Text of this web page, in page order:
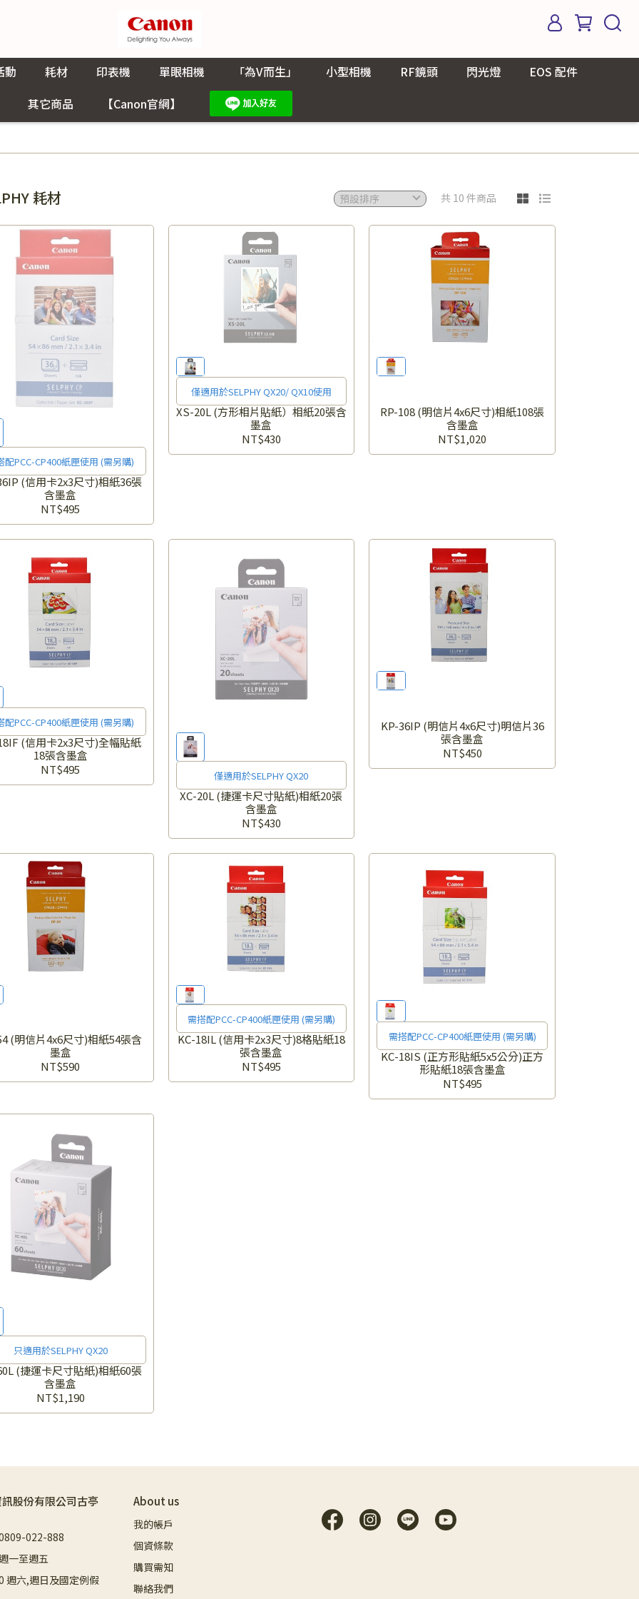
動 耗材 印表機 單眼相機 「為V而生」 小型相機 RF鏡頭 閃光燈
EOS 配件
其它商品
【Canon官網】
耗材 共 10 件商品
配PCC-CP400紙匣使用 (需另購)
(信用卡2x3尺寸)相紙36張
含墨盒
NT$495
僅適用於SELPHY QX20/ QX10使用
XS-20L (方形相片貼紙）相紙20張含
墨盒
NT$430
RP-108 (明信片4x6尺寸)相紙108張
含墨盒
NT$1,020
配PCC-CP400紙匣使用 (需另購)
(信用卡2x3尺寸)全幅貼紙
18張含墨盒
NT$495
僅適用於SELPHY QX20
XC-20L (捷運卡尺寸貼紙)相紙20張
含墨盒
NT$430
KP-36IP (明信片4x6尺寸)明信片36
張含墨盒
NT$450
(明信片4x6尺寸)相紙54張含
墨盒
NT$590
需搭配PCC-CP400紙匣使用 (需另購)
KC-18IL (信用卡2x3尺寸)8格貼紙18
張含墨盒
NT$495
需搭配PCC-CP400紙匣使用 (需另購)
KC-18IS (正方形貼紙5x5公分)正方
形貼紙18張含墨盒
NT$495
只適用於SELPHY QX20
(捷運卡尺寸貼紙)相紙60張
含墨盒
NT$1,190
股份有限公司古亭
022-888
一至週五
週六,週日及國定例假
About us
我的帳戶
個資條款
購買需知
聯絡我們